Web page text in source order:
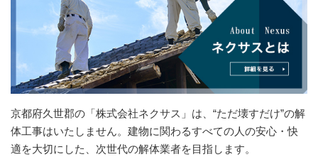
京都府久世郡の「株式会社ネクサス」は、“ただ壊すだけ”の解
体工事はいたしません。建物に関わるすべての人の安心・快
適を大切にした、次世代の解体業者を目指します。